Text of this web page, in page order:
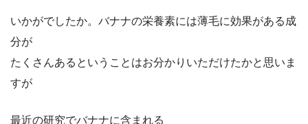
いかがでしたか。バナナの栄養素には薄毛に効果がある成
分が
たくさんあるということはお分かりいただけたかと思いま
すが
最近の研究でバナナに含まれる